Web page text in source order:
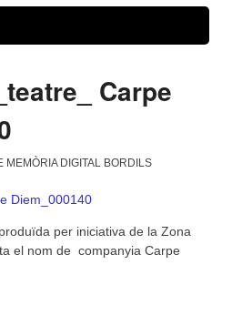
Carpe
MEMÒRIA DIGITAL BORDILS
Diem_000140
per iniciativa de la Zona
el nom de companyia Carpe